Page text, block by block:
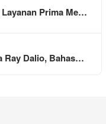
Prima Me…
Ray Dalio, Bahas…